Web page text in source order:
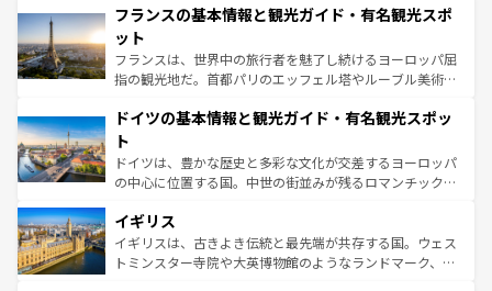
なお、新着のイタリア情報はコンテンツ一覧を参照してほ
しい。
文化が根付くこの国では、情熱的なフラメンコ、熱気あふ
れる闘牛、そして美味しいタパスが生活の一部となってい
る。首都マドリードの洗練された雰囲気や、バルセロナの
アートに溢れた街角から、地方では古代ローマ遺跡や中世
せる。地方によって風土や気候が異なるスペインはその個
ンテンツ一覧 を参照してほしい。
フランスの基本情報と観光ガイド・有名観光スポ
ット
フランスは、世界中の旅行者を魅了し続けるヨーロッパ屈
指の観光地だ。首都パリのエッフェル塔やルーブル美術館
で、幅広い魅力が詰まっている。華麗な宮殿、歴史的な大
聖堂、美しいビーチ、そして豊かな自然が、訪れる者を心
から魅了する。また、フランスは美食の国としても知ら
れ、フランス料理はユネスコ無形文化遺産にも登録されて
香り高いラベンダー畑など、多彩な楽しみ方が可能だ。さ
らに、パリ以外の地域にも魅力が溢れており、どの街角に
も豊かな歴史と文化が息づいている。パリ以外の個性あふ
ドイツの基本情報と観光ガイド・有名観光スポッ
ト
ドイツは、豊かな歴史と多彩な文化が交差するヨーロッパ
の中心に位置する国。中世の街並みが残るロマンチック街
顔を持つこの国は、どこを歩いても飽きることがない。ベ
ルリンの文化的活気、バイエルン州のアルプスの絶景、そ
してライン川沿いのワイン畑といった風景は必見。ビール
イギリス
イギリスは、古きよき伝統と最先端が共存する国。ウェス
トミンスター寺院や大英博物館のようなランドマーク、歴